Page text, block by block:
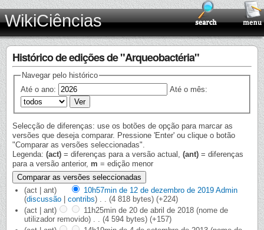
WikiCiências
Histórico de edições de "Arqueobactéria"
Navegar pelo histórico
Até o ano:
Até o mês:
Selecção de diferenças: use os botões de opção para marcar as
versões que deseja comparar. Pressione 'Enter' ou clique o botão
"Comparar as versões seleccionadas".
Legenda: (act) = diferenças para a versão actual, (ant) = diferenças
para a versão anterior, m = edição menor
(act | ant) 10h57min de 12 de dezembro de 2019 Admin
(discussão | contribs) (4 818 bytes) (+224)
(act | ant)
11h25min de 20 de abril de 2018 (nome de
utilizador removido)
(4 594 bytes) (+157)